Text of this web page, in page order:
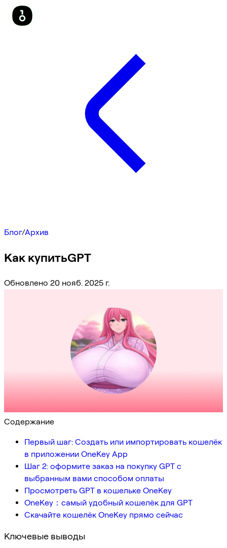
Блог/Архив
Как купитьGPT
Обновлено 20 нояб. 2025 г.
Содержание
Первый шаг: Создать или импортировать кошелёк
в приложении OneKey App
Шаг 2: оформите заказ на покупку GPT с
выбранным вами способом оплаты
Просмотреть GPT в кошельке OneKey
OneKey：самый удобный кошелёк для GPT
Скачайте кошелёк OneKey прямо сейчас
Ключевые выводы